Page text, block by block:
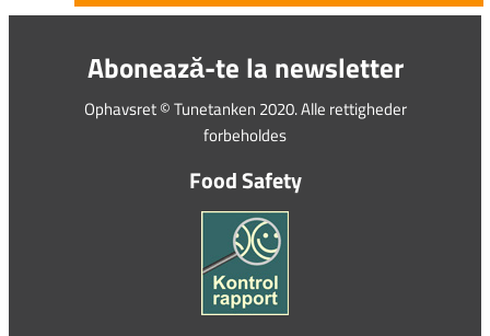
Abonează-te la newsletter
Ophavsret © Tunetanken 2020. Alle rettigheder
forbeholdes
Food Safety